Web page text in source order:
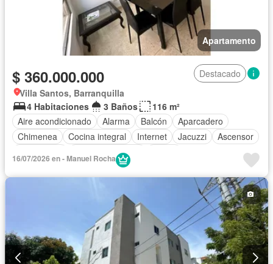
Apartamento
$ 360.000.000
Destacado
Villa Santos, Barranquilla
4 Habitaciones
3 Baños
116 m²
Aire acondicionado
Alarma Balcón
Aparcadero
Chimenea
Cocina integral Internet Jacuzzi
Ascensor
Vista panorámica
Piscina
16/07/2026 en - Manuel Rocha